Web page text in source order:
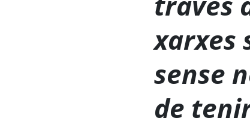
xarxes
sense
de